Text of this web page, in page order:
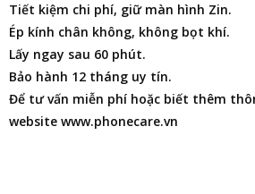
Tiết kiệm chi phí, giữ màn hình Zin.
Ép kính chân không, không bọt khí.
Lấy ngay sau 60 phút.
Bảo hành 12 tháng uy tín.
Để tư vấn miễn phí hoặc biết thêm
website www.phonecare.vn